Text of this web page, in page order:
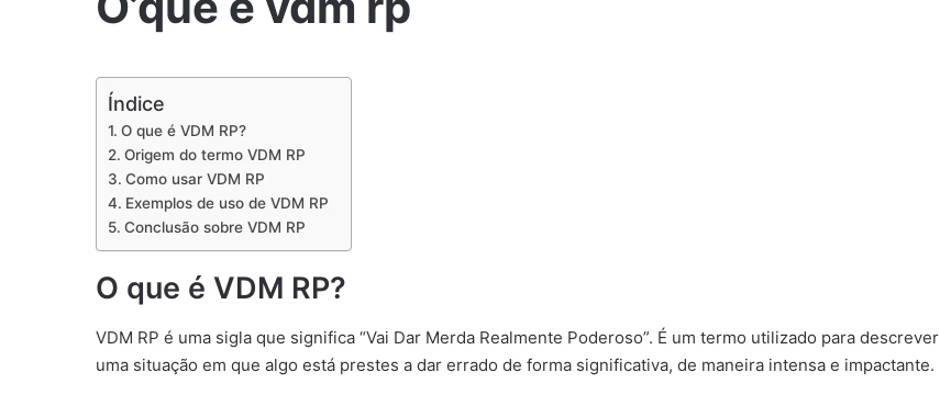
Índice
O que é VDM RP?
Origem do termo VDM RP
Como usar VDM RP
Exemplos de uso de VDM RP
Conclusão sobre VDM RP
O que é VDM RP?
VDM RP é uma sigla que significa “Vai Dar Merda Realmente Poderoso”. É um termo utilizado para descrever
uma situação em que algo está prestes a dar errado de forma significativa, de maneira intensa e impactante.